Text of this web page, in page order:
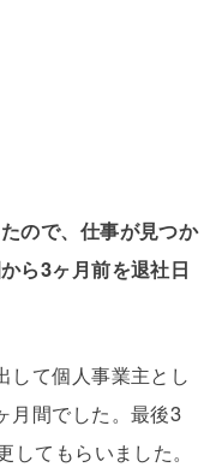
ので、仕事が見つか
ら3ヶ月前を退社日
して個人事業主とし
月間でした。最後3
てもらいました。